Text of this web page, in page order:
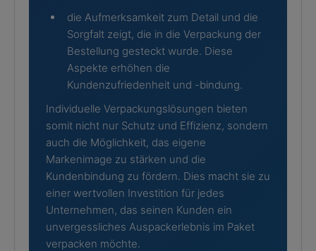
die Aufmerksamkeit zum Detail und die
Sorgfalt zeigt, die in die Verpackung der
Bestellung gesteckt wurde. Diese
Aspekte erhöhen die
Kundenzufriedenheit und -bindung.
Individuelle Verpackungslösungen bieten
somit nicht nur Schutz und Effizienz, sondern
auch die Möglichkeit, das eigene
Markenimage zu stärken und die
Kundenbindung zu fördern. Dies macht sie zu
einer wertvollen Investition für jedes
Unternehmen, das seinen Kunden ein
unvergessliches Auspackerlebnis im Paket
verpacken möchte.